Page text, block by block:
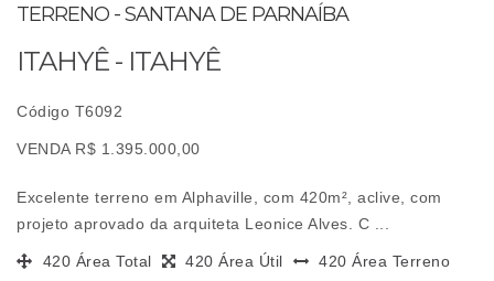
TERRENO - SANTANA DE PARNAÍBA
ITAHYÊ - ITAHYÊ
Código T6092
VENDA R$ 1.395.000,00
Excelente terreno em Alphaville, com 420m², aclive, com
projeto aprovado da arquiteta Leonice Alves. C ...
420 Área Total 420 Área Útil 420 Área Terreno